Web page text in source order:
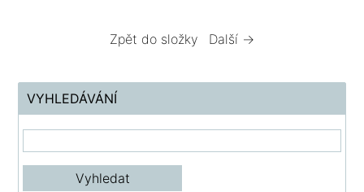
Zpět do složky Další →
VYHLEDÁVÁNÍ